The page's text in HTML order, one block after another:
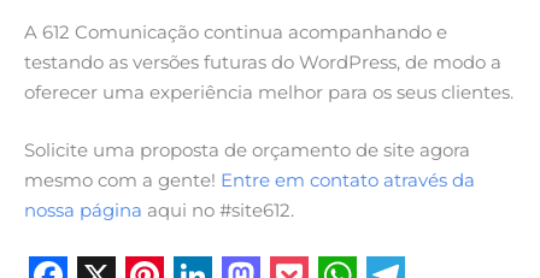
A 612 Comunicação continua acompanhando e
testando as versões futuras do WordPress, de modo a
oferecer uma experiência melhor para os seus clientes.
Solicite uma proposta de orçamento de site agora
mesmo com a gente! Entre em contato através da
nossa página aqui no #site612.